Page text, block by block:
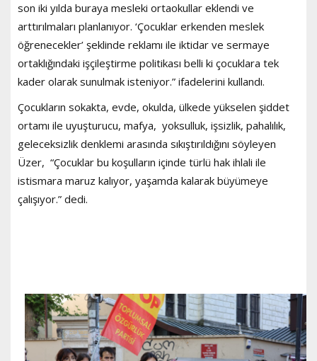
son iki yılda buraya mesleki ortaokullar eklendi ve
arttırılmaları planlanıyor. ‘Çocuklar erkenden meslek
öğrenecekler’ şeklinde reklamı ile iktidar ve sermaye
ortaklığındaki işçileştirme politikası belli ki çocuklara tek
kader olarak sunulmak isteniyor.” ifadelerini kullandı.
Çocukların sokakta, evde, okulda, ülkede yükselen şiddet
ortamı ile uyuşturucu, mafya, yoksulluk, işsizlik, pahalılık,
geleceksizlik denklemi arasında sıkıştırıldığını söyleyen
Üzer, “Çocuklar bu koşulların içinde türlü hak ihlali ile
istismara maruz kalıyor, yaşamda kalarak büyümeye
çalışıyor.” dedi.